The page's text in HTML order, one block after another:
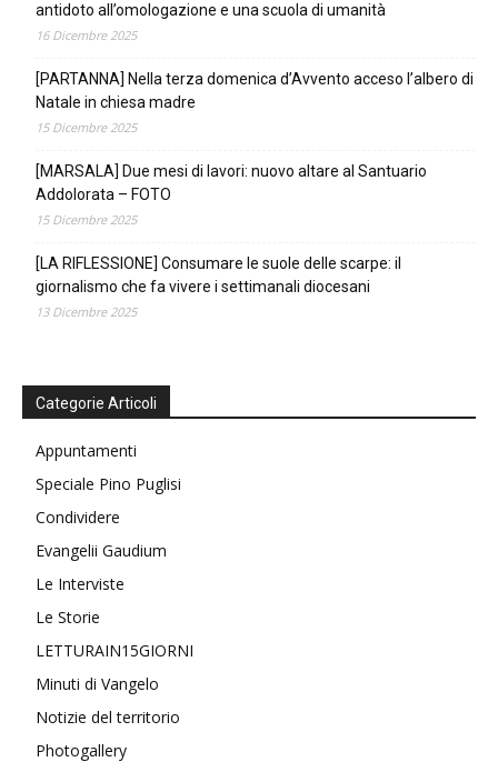
antidoto all’omologazione e una scuola di umanità
16 Dicembre 2025
[PARTANNA] Nella terza domenica d’Avvento acceso l’albero di
Natale in chiesa madre
15 Dicembre 2025
[MARSALA] Due mesi di lavori: nuovo altare al Santuario
Addolorata – FOTO
15 Dicembre 2025
[LA RIFLESSIONE] Consumare le suole delle scarpe: il
giornalismo che fa vivere i settimanali diocesani
13 Dicembre 2025
Categorie Articoli
Appuntamenti
Speciale Pino Puglisi
Condividere
Evangelii Gaudium
Le Interviste
Le Storie
LETTURAIN15GIORNI
Minuti di Vangelo
Notizie del territorio
Photogallery